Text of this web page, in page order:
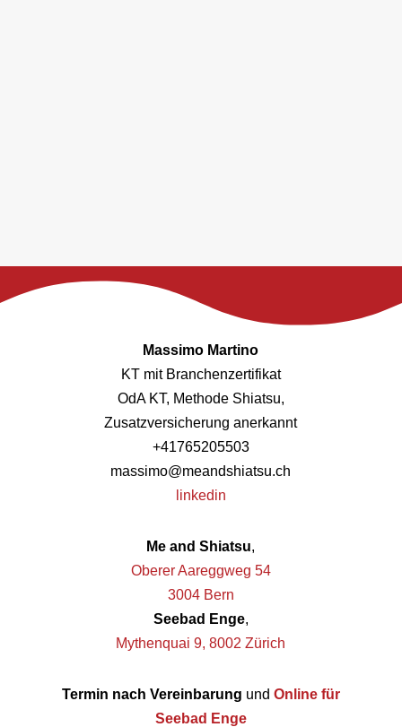
Massimo Martino
KT mit Branchenzertifikat
OdA KT, Methode Shiatsu,
Zusatzversicherung anerkannt
+41765205503
massimo@meandshiatsu.ch
linkedin
Me and Shiatsu,
Oberer Aareggweg 54
3004 Bern
Seebad Enge,
Mythenquai 9, 8002 Zürich
Termin nach Vereinbarung und Online für
Seebad Enge